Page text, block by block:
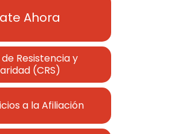
Ahora
Resistencia y
(CRS)
a la Afiliación